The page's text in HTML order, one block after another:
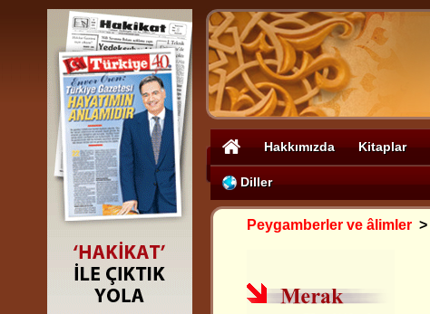
Hakkımızda Kitaplar
Diller
Peygamberler ve âlimler >